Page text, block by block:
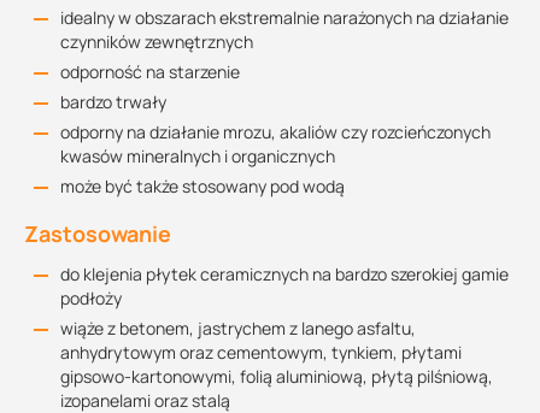
idealny w obszarach ekstremalnie narażonych na działanie
czynników zewnętrznych
odporność na starzenie
bardzo trwały
odporny na działanie mrozu, akaliów czy rozcieńczonych
kwasów mineralnych i organicznych
może być także stosowany pod wodą
Zastosowanie
do klejenia płytek ceramicznych na bardzo szerokiej gamie
podłoży
wiąże z betonem, jastrychem z lanego asfaltu,
anhydrytowym oraz cementowym, tynkiem, płytami
gipsowo-kartonowymi, folią aluminiową, płytą pilśniową,
izopanelami oraz stalą